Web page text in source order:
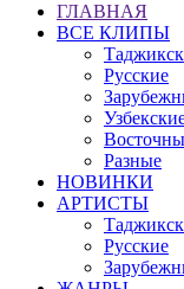
ГЛАВНАЯ
ВСЕ КЛИПЫ
Русские
Разные
НОВИНКИ
АРТИСТЫ
Русские